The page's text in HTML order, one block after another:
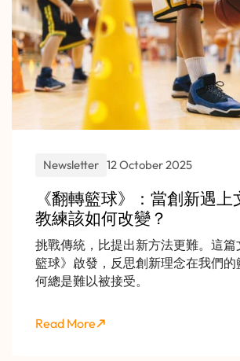
Newsletter 12 October 2025
《翻轉籃球》：當創新遇上
教練該如何改變？
挑戰傳統，比提出新方法更難。這
籃球》啟發，反思創新理念在我們的
何總是難以被接受。
Read More